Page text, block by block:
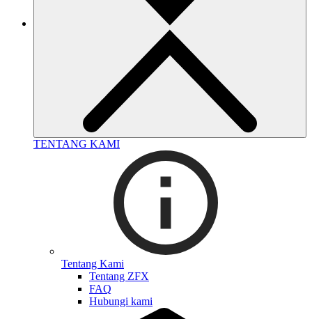
TENTANG KAMI
Tentang Kami
Tentang ZFX
FAQ
Hubungi kami